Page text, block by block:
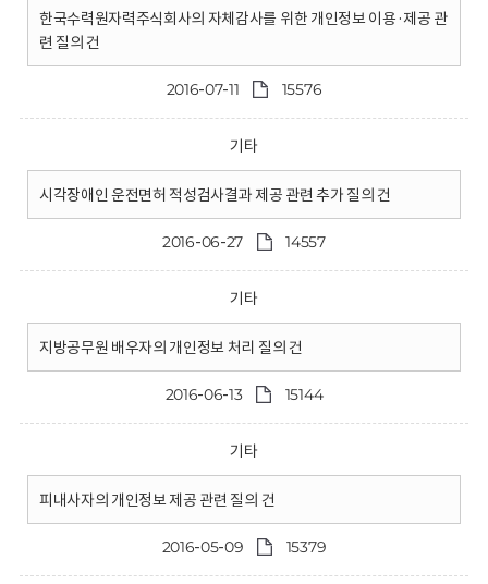
한국수력원자력주식회사의 자체감사를 위한 개인정보 이용·제공 관
련 질의 건
2016-07-11 15576
기타
시각장애인 운전면허 적성검사결과 제공 관련 추가 질의 건
2016-06-27 14557
기타
지방공무원 배우자의 개인정보 처리 질의 건
2016-06-13 15144
기타
피내사자의 개인정보 제공 관련 질의 건
2016-05-09 15379